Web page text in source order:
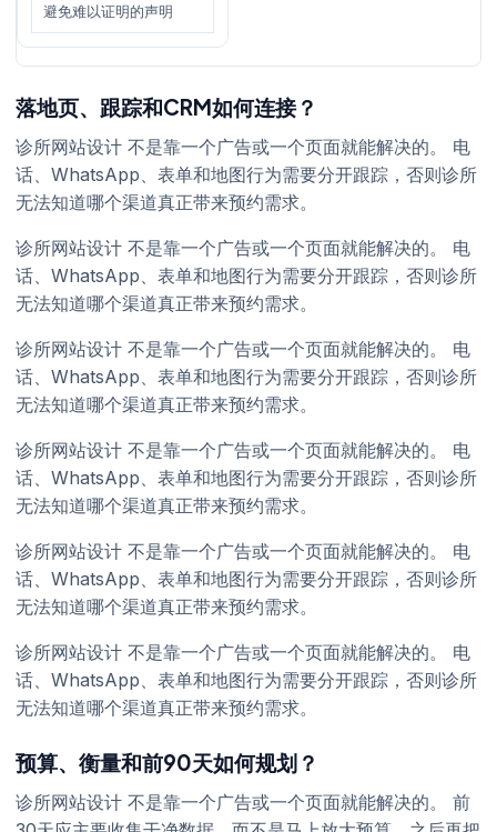
避免难以证明的声明
落地页、跟踪和CRM如何连接？
诊所网站设计 不是靠一个广告或一个页面就能解决的。 电
话、WhatsApp、表单和地图行为需要分开跟踪，否则诊所
无法知道哪个渠道真正带来预约需求。
诊所网站设计 不是靠一个广告或一个页面就能解决的。 电
话、WhatsApp、表单和地图行为需要分开跟踪，否则诊所
无法知道哪个渠道真正带来预约需求。
诊所网站设计 不是靠一个广告或一个页面就能解决的。 电
话、WhatsApp、表单和地图行为需要分开跟踪，否则诊所
无法知道哪个渠道真正带来预约需求。
诊所网站设计 不是靠一个广告或一个页面就能解决的。 电
话、WhatsApp、表单和地图行为需要分开跟踪，否则诊所
无法知道哪个渠道真正带来预约需求。
诊所网站设计 不是靠一个广告或一个页面就能解决的。 电
话、WhatsApp、表单和地图行为需要分开跟踪，否则诊所
无法知道哪个渠道真正带来预约需求。
诊所网站设计 不是靠一个广告或一个页面就能解决的。 电
话、WhatsApp、表单和地图行为需要分开跟踪，否则诊所
无法知道哪个渠道真正带来预约需求。
预算、衡量和前90天如何规划？
诊所网站设计 不是靠一个广告或一个页面就能解决的。 前